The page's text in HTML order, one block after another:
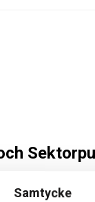
Samtycke